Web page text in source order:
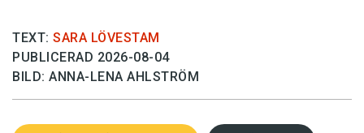
TEXT: SARA LÖVESTAM
PUBLICERAD 2026-08-04
BILD: ANNA-LENA AHLSTRÖM